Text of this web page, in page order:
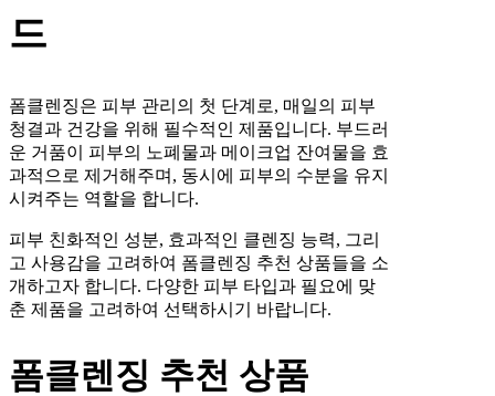
드
폼클렌징은 피부 관리의 첫 단계로, 매일의 피부
청결과 건강을 위해 필수적인 제품입니다. 부드러
운 거품이 피부의 노폐물과 메이크업 잔여물을 효
과적으로 제거해주며, 동시에 피부의 수분을 유지
시켜주는 역할을 합니다.
피부 친화적인 성분, 효과적인 클렌징 능력, 그리
고 사용감을 고려하여 폼클렌징 추천 상품들을 소
개하고자 합니다. 다양한 피부 타입과 필요에 맞
춘 제품을 고려하여 선택하시기 바랍니다.
폼클렌징 추천 상품